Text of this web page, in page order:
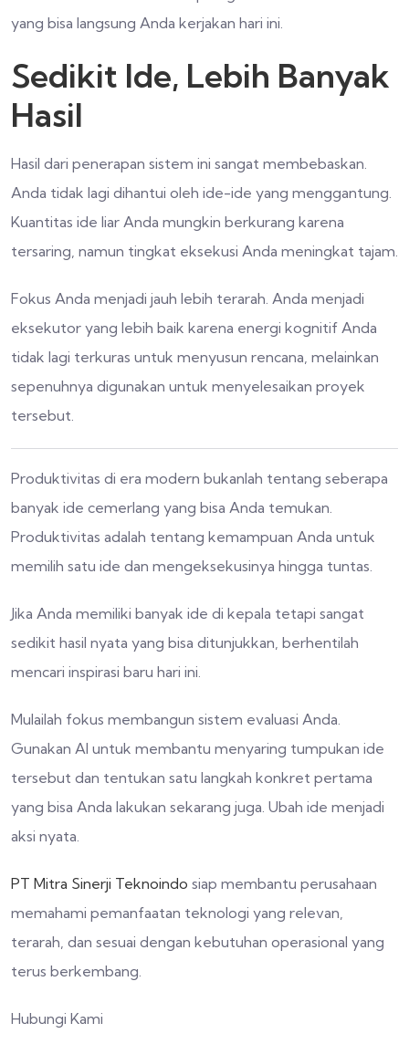
yang bisa langsung Anda kerjakan hari ini.
Sedikit Ide, Lebih Banyak
Hasil
Hasil dari penerapan sistem ini sangat membebaskan.
Anda tidak lagi dihantui oleh ide-ide yang menggantung.
Kuantitas ide liar Anda mungkin berkurang karena
tersaring, namun tingkat eksekusi Anda meningkat tajam.
Fokus Anda menjadi jauh lebih terarah. Anda menjadi
eksekutor yang lebih baik karena energi kognitif Anda
tidak lagi terkuras untuk menyusun rencana, melainkan
sepenuhnya digunakan untuk menyelesaikan proyek
tersebut.
Produktivitas di era modern bukanlah tentang seberapa
banyak ide cemerlang yang bisa Anda temukan.
Produktivitas adalah tentang kemampuan Anda untuk
memilih satu ide dan mengeksekusinya hingga tuntas.
Jika Anda memiliki banyak ide di kepala tetapi sangat
sedikit hasil nyata yang bisa ditunjukkan, berhentilah
mencari inspirasi baru hari ini.
Mulailah fokus membangun sistem evaluasi Anda.
Gunakan AI untuk membantu menyaring tumpukan ide
tersebut dan tentukan satu langkah konkret pertama
yang bisa Anda lakukan sekarang juga. Ubah ide menjadi
aksi nyata.
PT Mitra Sinerji Teknoindo siap membantu perusahaan
memahami pemanfaatan teknologi yang relevan,
terarah, dan sesuai dengan kebutuhan operasional yang
terus berkembang.
Hubungi Kami